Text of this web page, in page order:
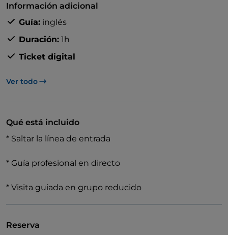
musical oculto en la obra de arte, interpretado como
un breve himno. Es posible que tu guía te explique
Información adicional
Guía: inglés
Duración: 1h
Ticket digital
Ver todo
Qué está incluido
* Saltar la línea de entrada
* Guía profesional en directo
* Visita guiada en grupo reducido
Reserva